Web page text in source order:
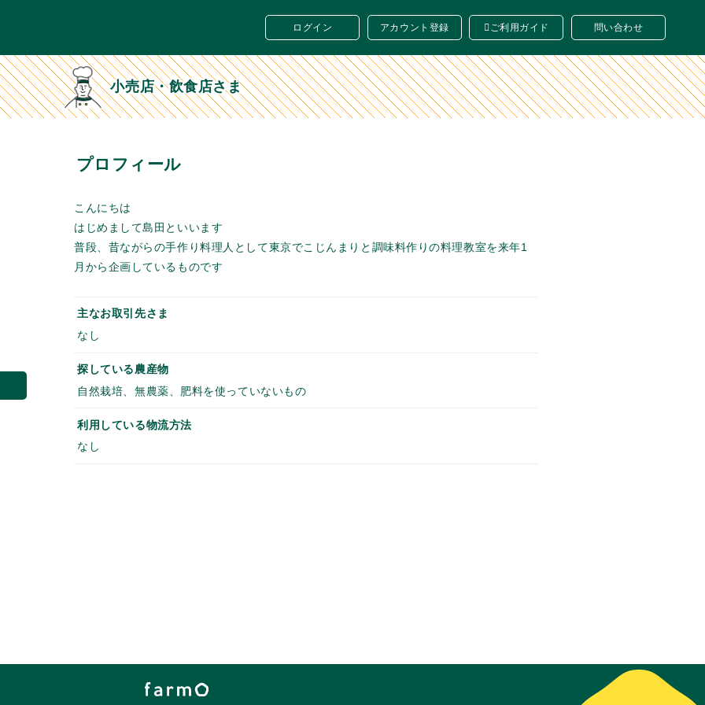
ログイン アカウント登録 ご利用ガイド 問い合わせ
小売店・飲食店さま
プロフィール
こんにちは
はじめまして島田といいます
普段、昔ながらの手作り料理人として東京でこじんまりと調味料作りの料理教室を来年1
月から企画しているものです
主なお取引先さま
なし
探している農産物
自然栽培、無農薬、肥料を使っていないもの
利用している物流方法
なし